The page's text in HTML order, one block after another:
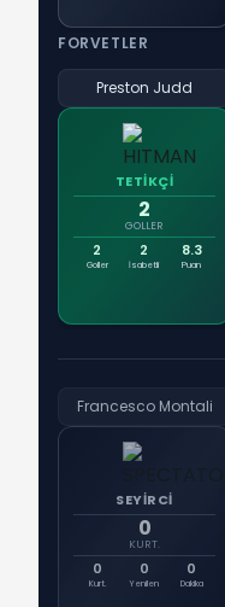
FORVETLER
Preston Judd
TETİKÇİ
2
GOLLER
2
Goller
2
İsabetli
8.3
Puan
Francesco Montali
SEYİRCİ
0
KURT.
0
Kurt.
0
Yenilen
0
Dakika